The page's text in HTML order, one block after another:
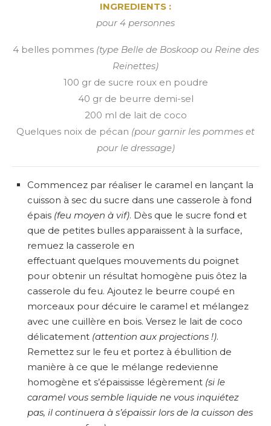
INGREDIENTS :
pour 4 personnes
4 belles pommes (type Belle de Boskoop ou Reine des
Reinettes)
100 gr de sucre roux en poudre
40 gr de beurre demi-sel
200 ml de lait de coco
Quelques noix de pécan (pour garnir les pommes et
pour le dressage)
Commencez par réaliser le caramel en lançant la
cuisson à sec du sucre dans une casserole à fond
épais (feu moyen à vif). Dès que le sucre fond et
que de petites bulles apparaissent à la surface,
remuez la casserole en
effectuant quelques mouvements du poignet
pour obtenir un résultat homogène puis ôtez la
casserole du feu. Ajoutez le beurre coupé en
morceaux pour décuire le caramel et mélangez
avec une cuillère en bois. Versez le lait de coco
délicatement (attention aux projections !).
Remettez sur le feu et portez à ébullition de
manière à ce que le mélange redevienne
homogène et s’épaississe légèrement (si le
caramel vous semble liquide ne vous inquiétez
pas, il continuera à s’épaissir lors de la cuisson des